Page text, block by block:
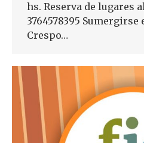
hs. Reserva de lugares
3764578395 Sumergirse
Crespo…